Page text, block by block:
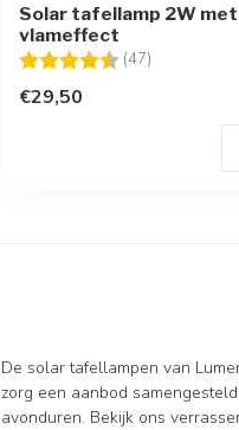
Solar tafellamp 2W met
vlameffect
Beoordeling: (47)
€29,50
De solar tafellampen van
zorg een aanbod
avonduren. Bekijk ons